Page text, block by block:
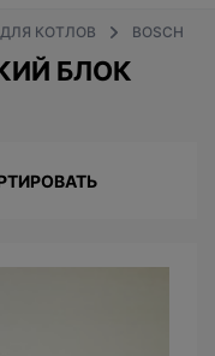
КОТЛОВ BOSCH
БЛОК